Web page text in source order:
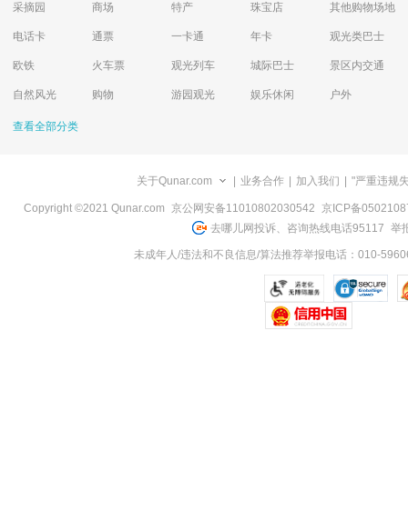
采摘园 商场 特产 珠宝店 其他购物场地
电话卡 通票 一卡通 年卡 观光类巴士
欧铁 火车票 观光列车 城际巴士 景区内交通
自然风光 购物 游园观光 娱乐休闲 户外
查看全部分类
关于Qunar.com 业务合作 加入我们 "严重违规
Copyright ©2021 Qunar.com 京公网安备11010802030542 京ICP备
去哪儿网投诉、咨询热线电话95117 举
未成年人/违法和不良信息/算法推荐举报电话：010-